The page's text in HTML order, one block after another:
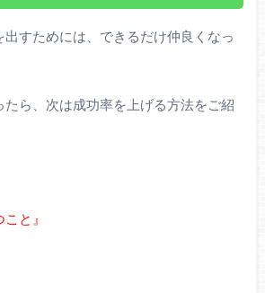
出すためには、できるだけ仲良くなっ
たら、次は成功率を上げる方法をご紹
と』